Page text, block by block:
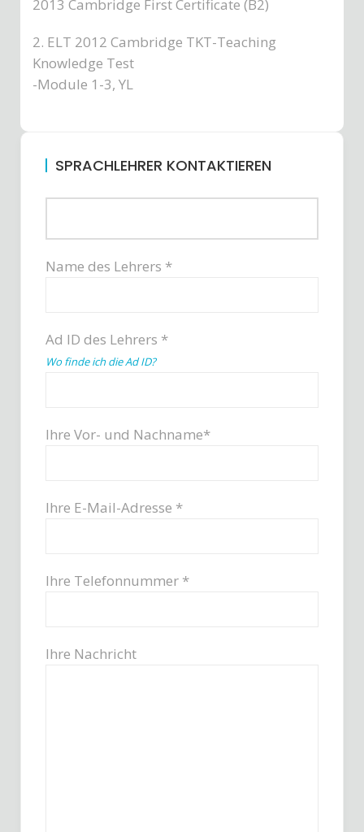
2013 Cambridge First Certificate (B2)
2. ELT 2012 Cambridge TKT-Teaching
Knowledge Test
-Module 1-3, YL
SPRACHLEHRER KONTAKTIEREN
Name des Lehrers *
Ad ID des Lehrers *
Wo finde ich die Ad ID?
Ihre Vor- und Nachname*
Ihre E-Mail-Adresse *
Ihre Telefonnummer *
Ihre Nachricht